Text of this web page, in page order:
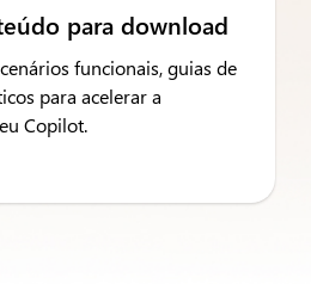
para download
funcionais, guias de
para acelerar a
Copilot.